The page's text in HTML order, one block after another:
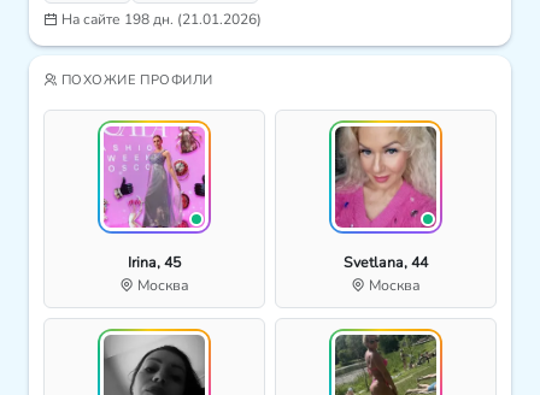
На сайте 198 дн. (21.01.2026)
ПОХОЖИЕ ПРОФИЛИ
Irina, 45
Москва
Svetlana, 44
Москва